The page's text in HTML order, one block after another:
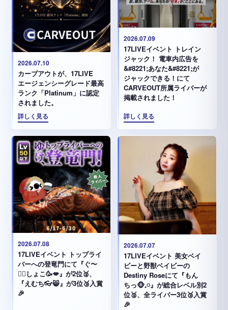
2026.07.10
カーブアウトが、17LIVE
エージェンシーグレード最高
ランク「Platinum」に認定
されました。
詳しく見る
2026.07.09
17LIVEイベント トレイン
ジャック！ 電車内広告を
&#8221;あなた&#8221;が
ジャックできる！にて
CARVEOUT所属ライバーが
掲載されました！
詳しく見る
2026.07.08
17LIVEイベント トップライ
バーへの登竜門にて『ぐ〜
✊🏻‪しょこ🥳💋』が2位🥈、
『えむち👓😸』が3位🥉入賞
🎉
2026.07.07
17LIVEイベント 美女ベイ
ビーと野獣ベイビーの
Destiny Roseにて『もん
ちっ🐵𓈒𓏸︎︎︎︎』が総合レベル別2
位🥈、全ライバー3位🥉入賞
🎉